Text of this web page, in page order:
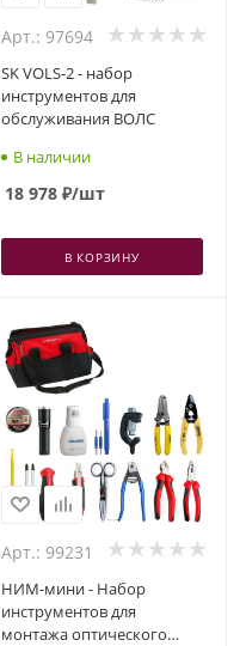
Арт.: 97694
SK VOLS-2 - набор
инструментов для
обслуживания ВОЛС
В наличии
18 978₽/шт
В КОРЗИНУ
Арт.: 99231
НИМ-мини - Набор
инструментов для
монтажа оптического